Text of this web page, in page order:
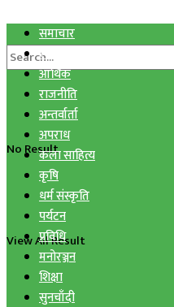
No Result
View All Result
समाचार
स्वास्थ्य
आर्थिक
राजनीति
अन्तर्वार्ता
अपराध
कला साहित्य
कृषि
धर्म संस्कृति
पर्यटन
प्रविधि
मनोरञ्जन
शिक्षा
सुनचाँदी